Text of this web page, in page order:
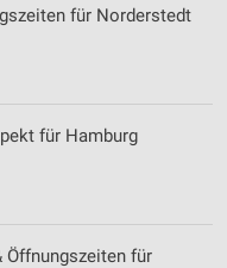
für Norderstedt
für Hamburg
Öffnungszeiten für